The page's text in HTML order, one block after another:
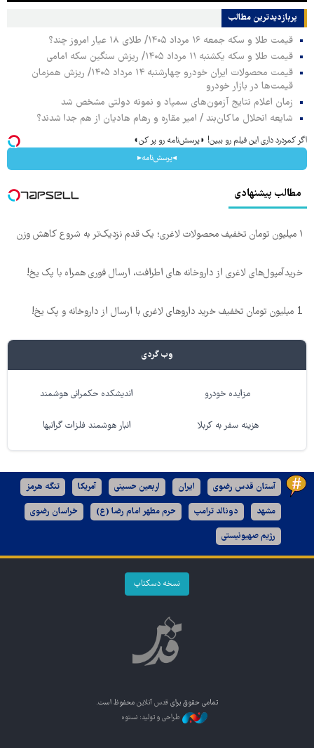
پربازدیدترین‌ مطالب
قیمت طلا و سکه جمعه ۱۶ مرداد ۱۴۰۵/ طلای ۱۸ عیار امروز چند؟
قیمت طلا و سکه یکشنبه ۱۱ مرداد ۱۴۰۵/ ریزش سنگین سکه امامی
قیمت محصولات ایران خودرو چهارشنبه ۱۴ مرداد ۱۴۰۵/ ریزش همزمان
قیمت‌ها در بازار خودرو
زمان اعلام نتایج آزمون‌های سمپاد و نمونه دولتی مشخص شد
شایعه انحلال ماکان‌بند / امیر مقاره و رهام هادیان از هم جدا شدند؟
اگر کمردرد داری این فیلم رو ببین! ◗پرسش‌نامه رو پر کن◖
◂پرسش‌نامه▸
مطالب پیشنهادی
۱ میلیون تومان تخفیف محصولات لاغری؛ یک قدم نزدیک‌تر به شروع کاهش وزن
خریدآمپول‌های لاغری از داروخانه های اطرافت، ارسال فوری همراه با پک یخ!
1 میلیون تومان تخفیف خرید داروهای لاغری با ارسال از داروخانه و پک یخ!
وب گردی
مزایده خودرو اندیشکده حکمرانی هوشمند
هزینه سفر به کربلا انبار هوشمند فلزات گرانبها
آستان قدس رضوی ایران اربعین حسینی آمریکا تنگه هرمز
مشهد دونالد ترامپ حرم مطهر امام رضا (ع) خراسان رضوی
رژیم صهیونیستی
نسخه دسکتاپ
تمامی حقوق برای قدس آنلاین محفوظ است.
طراحی و تولید: نستوه